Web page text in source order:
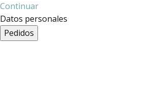
Continuar
Datos personales